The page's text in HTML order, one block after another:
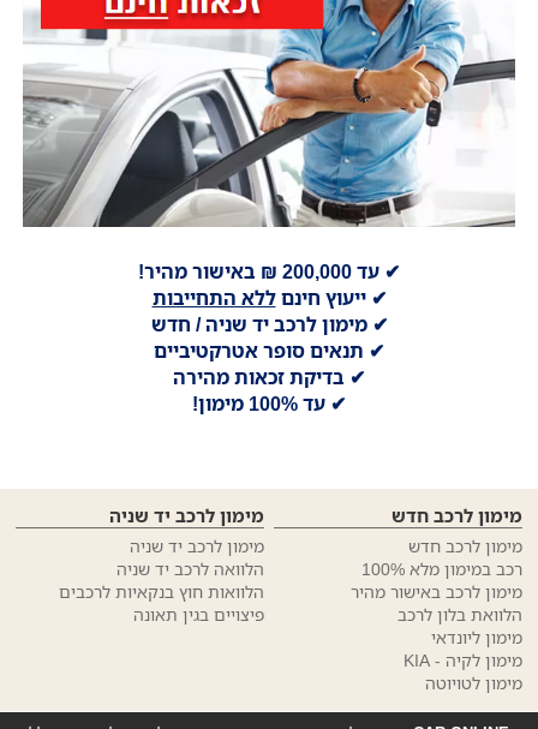
✔ עד 200,000 ₪ באישור מהיר!
✔ ייעוץ חינםללא התחייבות
✔ מימון לרכב יד שניה / חדש
✔ תנאים סופר אטרקטיביים
✔ בדיקת זכאות מהירה
✔ עד 100% מימון!
מימון לרכב חדש
מימון לרכב חדש
רכב במימון מלא 100%
מימון לרכב באישור מהיר
הלוואת בלון לרכב
מימון ליונדאי
מימון לקיה - KIA
מימון לטויוטה
מימון לרכב יד שניה
מימון לרכב יד שניה
הלוואה לרכב יד שניה
הלוואות חוץ בנקאיות לרכבים
פיצויים בגין תאונה